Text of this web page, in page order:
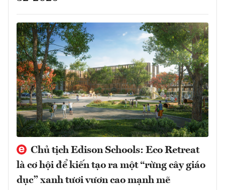
Chủ tịch Edison Schools: Eco Retreat
là cơ hội để kiến tạo ra một “rừng cây giáo
dục” xanh tươi vươn cao mạnh mẽ